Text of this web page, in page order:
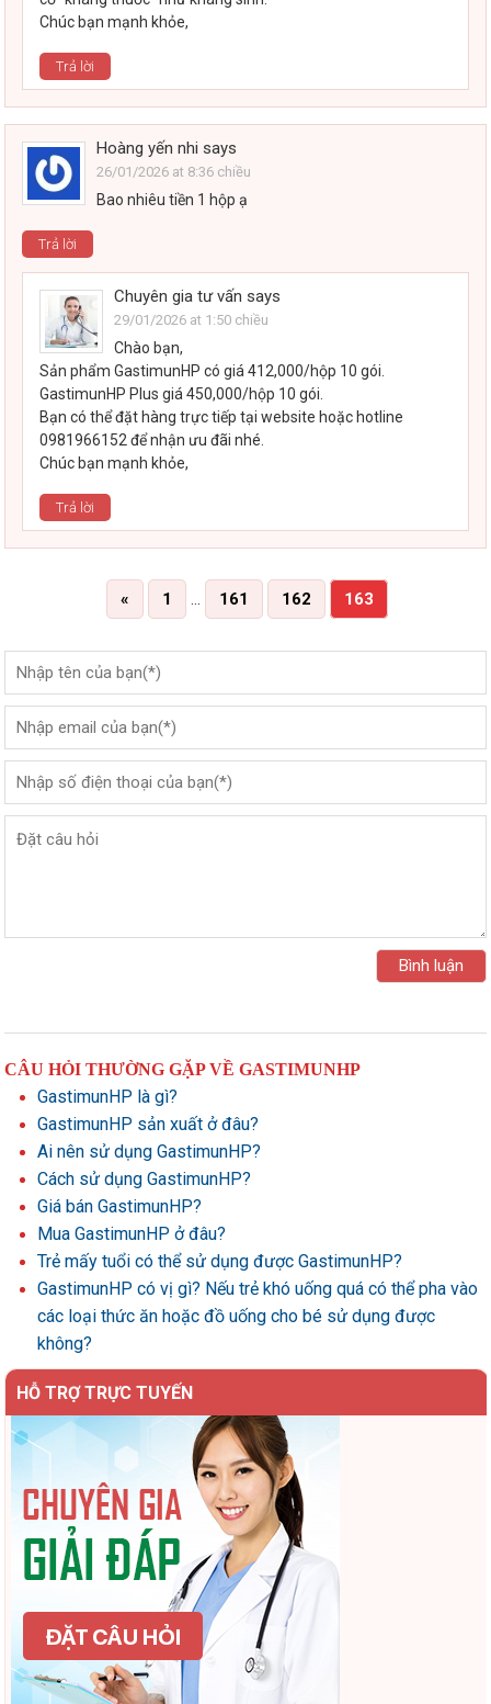
Chúc bạn mạnh khỏe,
Trả lời
Hoàng yến nhi says
26/01/2026 at 8:36 chiều
Bao nhiêu tiền 1 hộp ạ
Trả lời
Chuyên gia tư vấn says
29/01/2026 at 1:50 chiều
Chào bạn,
Sản phẩm GastimunHP có giá 412,000/hộp 10 gói.
GastimunHP Plus giá 450,000/hộp 10 gói.
Bạn có thể đặt hàng trực tiếp tại website hoặc hotline
0981966152 để nhận ưu đãi nhé.
Chúc bạn mạnh khỏe,
Trả lời
« 1 … 161 162 163
CÂU HỎI THƯỜNG GẶP VỀ GASTIMUNHP
GastimunHP là gì?
GastimunHP sản xuất ở đâu?
Ai nên sử dụng GastimunHP?
Cách sử dụng GastimunHP?
Giá bán GastimunHP?
Mua GastimunHP ở đâu?
Trẻ mấy tuổi có thể sử dụng được GastimunHP?
GastimunHP có vị gì? Nếu trẻ khó uống quá có thể pha vào
các loại thức ăn hoặc đồ uống cho bé sử dụng được
không?
HỖ TRỢ TRỰC TUYẾN